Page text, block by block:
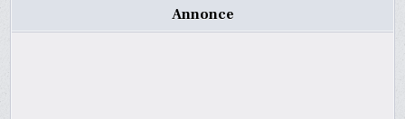
Annonce